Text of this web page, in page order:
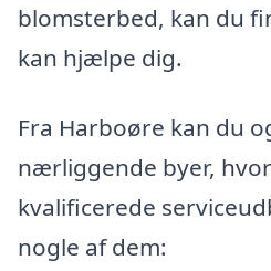
blomsterbed, kan du
kan hjælpe dig.
Fra Harboøre kan du
nærliggende byer,
kvalificerede
nogle af dem: